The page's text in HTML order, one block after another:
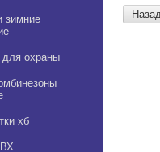
зимние
для охраны
хб